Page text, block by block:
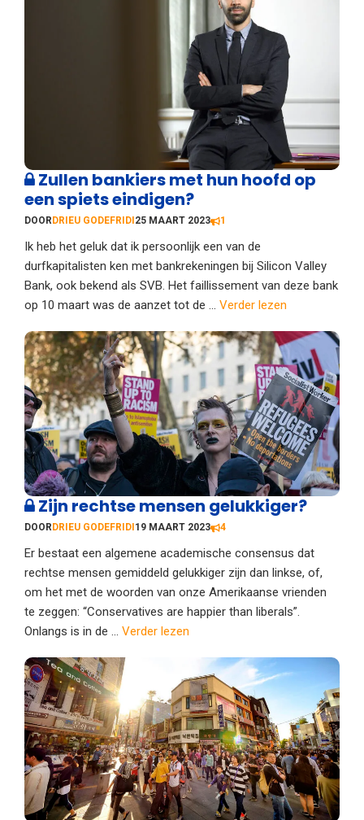
Zullen bankiers met hun hoofd op
een spiets eindigen?
DOOR DRIEU GODEFRIDI 25 MAART 2023 1
Ik heb het geluk dat ik persoonlijk een van de
durfkapitalisten ken met bankrekeningen bij Silicon Valley
Bank, ook bekend als SVB. Het faillissement van deze bank
op 10 maart was de aanzet tot de ... Verder lezen
Zijn rechtse mensen gelukkiger?
DOOR DRIEU GODEFRIDI 19 MAART 2023 4
Er bestaat een algemene academische consensus dat
rechtse mensen gemiddeld gelukkiger zijn dan linkse, of,
om het met de woorden van onze Amerikaanse vrienden
te zeggen: “Conservatives are happier than liberals”.
Onlangs is in de ... Verder lezen